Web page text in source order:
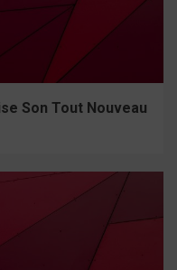
Son Tout Nouveau